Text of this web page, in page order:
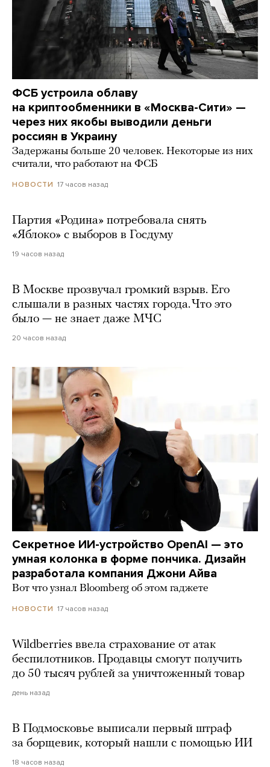
ФСБ устроила облаву
на криптообменники в «Москва-Сити» —
через них якобы выводили деньги
россиян в Украину
Задержаны больше 20 человек. Некоторые из них
считали, что работают на ФСБ
НОВОСТИ 17 часов назад
Партия «Родина» потребовала снять
«Яблоко» с выборов в Госдуму
19 часов назад
В Москве прозвучал громкий взрыв. Его
слышали в разных частях города. Что это
было — не знает даже МЧС
20 часов назад
Секретное ИИ-устройство OpenAI — это
умная колонка в форме пончика. Дизайн
разработала компания Джони Айва
Вот что узнал Bloomberg об этом гаджете
НОВОСТИ 17 часов назад
Wildberries ввела страхование от атак
беспилотников. Продавцы смогут получить
до 50 тысяч рублей за уничтоженный товар
день назад
В Подмосковье выписали первый штраф
за борщевик, который нашли с помощью ИИ
18 часов назад